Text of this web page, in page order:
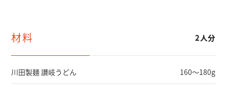
材料 2人分
川田製麺 讃岐うどん 160～180g